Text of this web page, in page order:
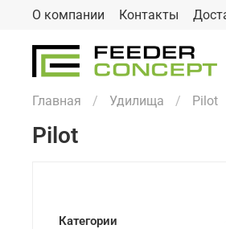
О компании Контакты
Главная Удилища Pilot
Pilot
Категории